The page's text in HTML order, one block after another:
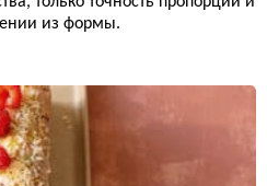
из формы.